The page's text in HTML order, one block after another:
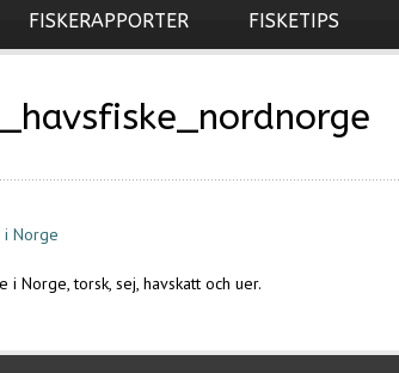
FISKERAPPORTER FISKETIPS
i Norge, torsk, sej, havskatt och uer.